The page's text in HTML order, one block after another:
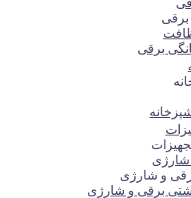
برقی
برقی
شارژی
برقی و شارژی
برقی و شارژی